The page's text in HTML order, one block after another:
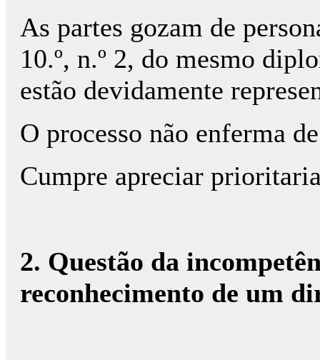
As partes gozam de
10.º, n.º 2, do mesmo
estão devidamente
O processo não enferma
Cumpre apreciar
2. Questão da
reconhecimento de um